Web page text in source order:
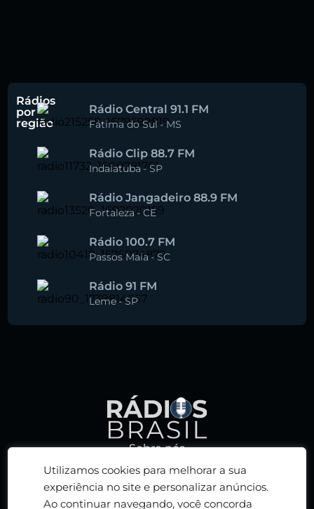
Utilizamos cookies para melhorar a sua
experiência no site e personalizar anúncios.
Ao continuar navegando, você concorda
Rádios
por
região
Rádio Central 91.1 FM
Fátima do Sul -MS
Rádio Clip 88.7 FM
Indaiatuba -SP
Rádio Jangadeiro 88.9 FM
Fortaleza-CE
Rádio 100.7 FM
Passos Maia-SC
Rádio 91 FM
Leme -SP
Sobre nós
Política de privacidade
Termos de serviço
Adicionar rádio